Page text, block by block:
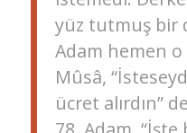
yüz tutmuş bir
Adam hemen
Mûsâ,
ücret alırdın”